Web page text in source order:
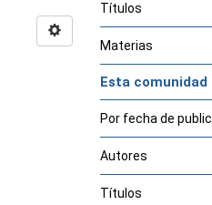
Títulos
Materias
Esta comunidad
Por fecha de
Autores
Títulos